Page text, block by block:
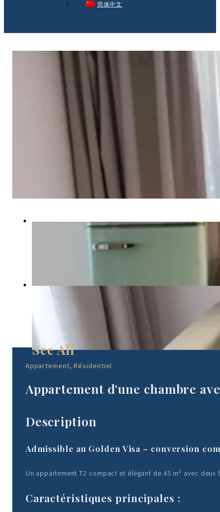
简体中文
Appartement, Résidentiel
Appartement d'une chambre
Description
Admissible au Golden Visa – conversion
Un appartement T2 compact et élégant de 45 m² avec
Caractéristiques principales :